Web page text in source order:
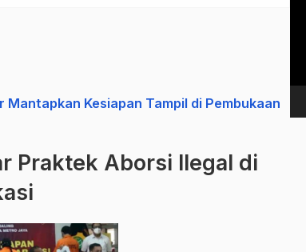
Kesiapan Tampil di Pembukaan
Praktek Aborsi Ilegal di